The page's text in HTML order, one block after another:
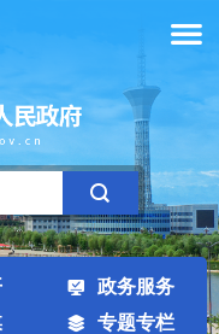
政务服务
专题专栏